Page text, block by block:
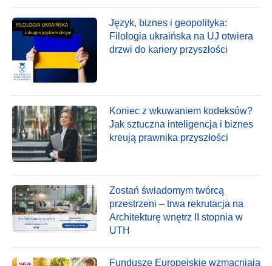
Język, biznes i geopolityka:
Filologia ukraińska na UJ otwiera
drzwi do kariery przyszłości
Koniec z wkuwaniem kodeksów?
Jak sztuczna inteligencja i biznes
kreują prawnika przyszłości
Zostań świadomym twórcą
przestrzeni – trwa rekrutacja na
Architekturę wnętrz II stopnia w
UTH
Fundusze Europejskie wzmacniają